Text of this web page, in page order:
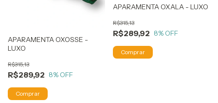
APARAMENTA OXOSSE -
LUXO
R$289,92
R$315,13
8% OFF
APARAMENTA OXALA - LUXO
R$289,92
R$315,13
8% OFF